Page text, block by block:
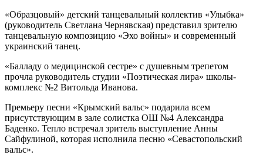
«Образцовый» детский танцевальный коллектив «Улыбка»
(руководитель Светлана Чернявская) представил зрителю
танцевальную композицию «Эхо войны» и современный
украинский танец.
«Балладу о медицинской сестре» с душевным трепетом
прочла руководитель студии «Поэтическая лира» школы-
комплекс №2 Витольда Иванова.
Премьеру песни «Крымский вальс» подарила всем
присутствующим в зале солистка ОШ №4 Александра
Баденко. Тепло встречал зритель выступление Анны
Сайфулиной, которая исполнила песню «Севастопольский
вальс».